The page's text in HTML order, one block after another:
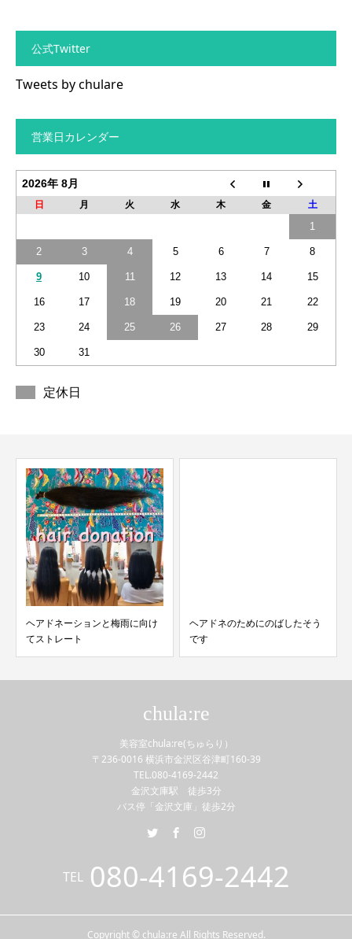
公式Twitter
Tweets by chulare
営業日カレンダー
2026年 8月
日 月 火 水 木 金 土
1
2 3 4 5 6 7 8
9 10 11 12 13 14 15
16 17 18 19 20 21 22
23 24 25 26 27 28 29
30 31
定休日
ヘアドネーションと梅雨に向け
てストレート
ヘアドネのためにのばしたそう
です
chula:re
美容室chula:re(ちゅらり）
〒236-0016 横浜市金沢区谷津町160-39
TEL.080-4169-2442
金沢文庫駅 徒歩3分
バス停「金沢文庫」徒歩2分
TEL 080-4169-2442
Copyright © chula:re All Rights Reserved.